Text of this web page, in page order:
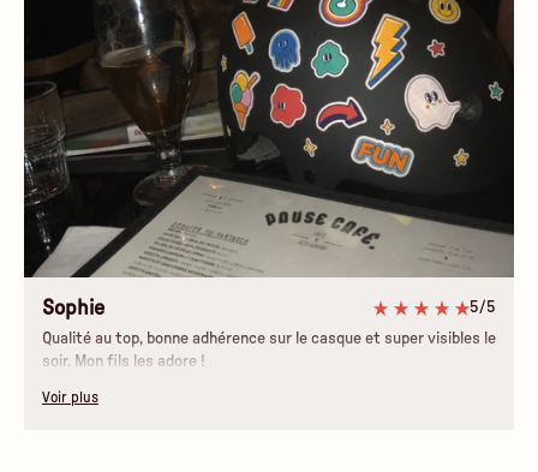
Sophie
5/5
Qualité au top, bonne adhérence sur le casque et super visibles le
soir. Mon fils les adore !
Voir plus